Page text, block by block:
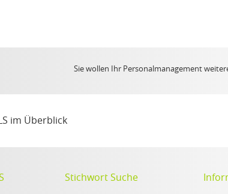
Sie wollen Ihr Personalmanagement
im Überblick
Stichwort Suche